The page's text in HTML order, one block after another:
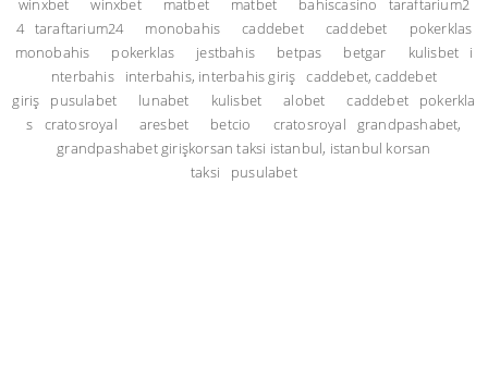
winxbet
winxbet matbet matbet bahiscasino
taraftarium2
4 taraftarium24 monobahis caddebet caddebet
pokerklas
monobahis
pokerklas jestbahis betpas betgar kulisbet
i
nterbahis
interbahis, interbahis giriş
caddebet, caddebet
giriş
pusulabet lunabet kulisbet alobet caddebet
pokerkla
s
cratosroyal aresbet betcio cratosroyal
grandpashabet,
grandpashabet girişkorsan taksi istanbul, istanbul korsan
taksi
pusulabet